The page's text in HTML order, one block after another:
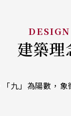
建築理
九」為陽數，